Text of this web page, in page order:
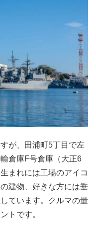
が、田浦町5丁目で左
倉庫F号倉庫（大正6
まれには工場のアイコ
建物、好きな方には垂
ています。クルマの量
トです。